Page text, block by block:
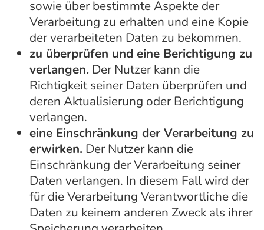
sowie über bestimmte Aspekte der
Verarbeitung zu erhalten und eine Kopie
der verarbeiteten Daten zu bekommen.
zu überprüfen und eine Berichtigung zu
verlangen. Der Nutzer kann die
Richtigkeit seiner Daten überprüfen und
deren Aktualisierung oder Berichtigung
verlangen.
eine Einschränkung der Verarbeitung zu
erwirken. Der Nutzer kann die
Einschränkung der Verarbeitung seiner
Daten verlangen. In diesem Fall wird der
für die Verarbeitung Verantwortliche die
Daten zu keinem anderen Zweck als ihrer